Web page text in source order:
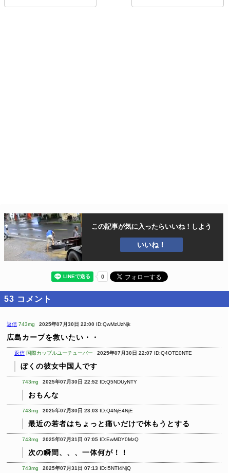
この記事が気に入ったらいいね！しよう
いいね！
53 コメント
返信 743mg 2025年07月30日 22:00 ID:QwMzUzNjk
広島カープを救いたい・・
返信 国際カップルユーチューバー 2025年07月30日 22:07 ID:Q4OTE0NTE
ぼくの彼女中国人です
743mg 2025年07月30日 22:52 ID:Q5NDUyNTY
おもんな
743mg 2025年07月30日 23:03 ID:Q4NjE4NjE
最近の若者はちょっと痛いだけで休もうとする
743mg 2025年07月31日 07:05 ID:EwMDY0MzQ
次の瞬間、、、一体何が！！
743mg 2025年07月31日 07:13 ID:I5NTI4NjQ